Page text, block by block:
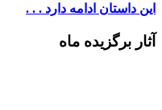
این داستان ادامه دارد . . .
آثار برگزیده ماه